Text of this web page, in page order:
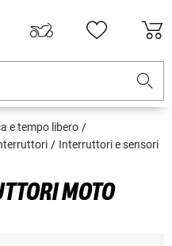
e tempo libero
Interruttori e sensori
MOTO